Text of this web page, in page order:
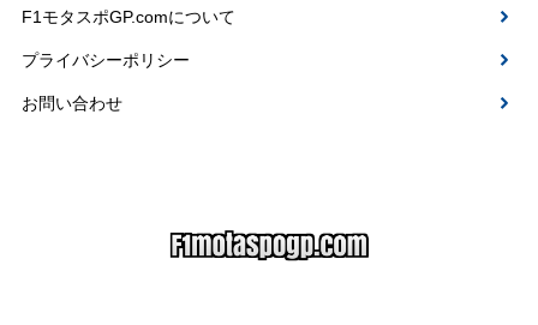
F1モタスポGP.comについて
プライバシーポリシー
お問い合わせ